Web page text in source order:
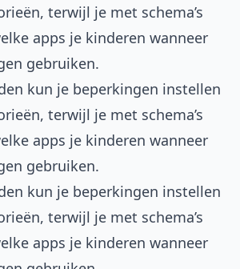
terwijl je met schema’s
apps je kinderen wanneer
gebruiken.
kun je beperkingen instellen
terwijl je met schema’s
apps je kinderen wanneer
gebruiken.
kun je beperkingen instellen
terwijl je met schema’s
apps je kinderen wanneer